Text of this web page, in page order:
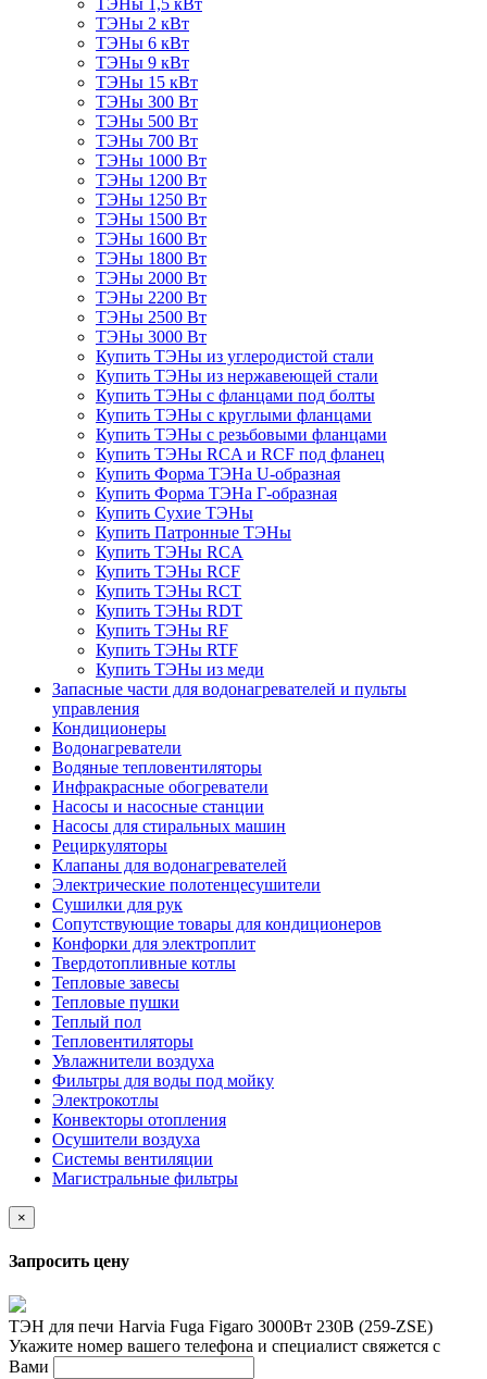
ТЭНы 1,5 кВт
ТЭНы 2 кВт
ТЭНы 6 кВт
ТЭНы 9 кВт
ТЭНы 15 кВт
ТЭНы 300 Вт
ТЭНы 500 Вт
ТЭНы 700 Вт
ТЭНы 1000 Вт
ТЭНы 1200 Вт
ТЭНы 1250 Вт
ТЭНы 1500 Вт
ТЭНы 1600 Вт
ТЭНы 1800 Вт
ТЭНы 2000 Вт
ТЭНы 2200 Вт
ТЭНы 2500 Вт
ТЭНы 3000 Вт
Купить ТЭНы из углеродистой стали
Купить ТЭНы из нержавеющей стали
Купить ТЭНы с фланцами под болты
Купить ТЭНы с круглыми фланцами
Купить ТЭНы с резьбовыми фланцами
Купить ТЭНы RCA и RCF под фланец
Купить Форма ТЭНа U-образная
Купить Форма ТЭНа Г-образная
Купить Сухие ТЭНы
Купить Патронные ТЭНы
Купить ТЭНы RCA
Купить ТЭНы RCF
Купить ТЭНы RCT
Купить ТЭНы RDT
Купить ТЭНы RF
Купить ТЭНы RTF
Купить ТЭНы из меди
Запасные части для водонагревателей и пульты
управления
Кондиционеры
Водонагреватели
Водяные тепловентиляторы
Инфракрасные обогреватели
Насосы и насосные станции
Насосы для стиральных машин
Рециркуляторы
Клапаны для водонагревателей
Электрические полотенцесушители
Сушилки для рук
Сопутствующие товары для кондиционеров
Конфорки для электроплит
Твердотопливные котлы
Тепловые завесы
Тепловые пушки
Теплый пол
Тепловентиляторы
Увлажнители воздуха
Фильтры для воды под мойку
Электрокотлы
Конвекторы отопления
Осушители воздуха
Системы вентиляции
Магистральные фильтры
×
Запросить цену
ТЭН для печи Harvia Fuga Figaro 3000Вт 230В (259-ZSE)
Укажите номер вашего телефона и специалист свяжется с
Вами